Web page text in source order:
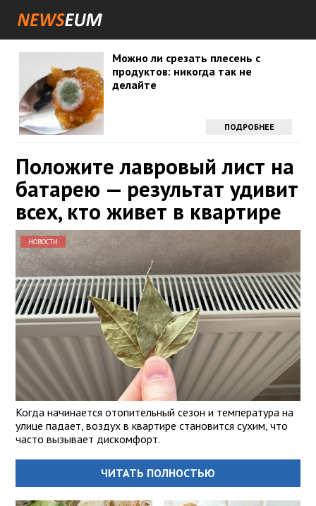
Можно ли срезать плесень с
продуктов: никогда так не
делайте
ПОДРОБНЕЕ
Положите лавровый лист на
батарею — результат удивит
всех, кто живет в квартире
НОВОСТИ
Когда начинается отопительный сезон и температура на
улице падает, воздух в квартире становится сухим, что
часто вызывает дискомфорт.
ЧИТАТЬ ПОЛНОСТЬЮ